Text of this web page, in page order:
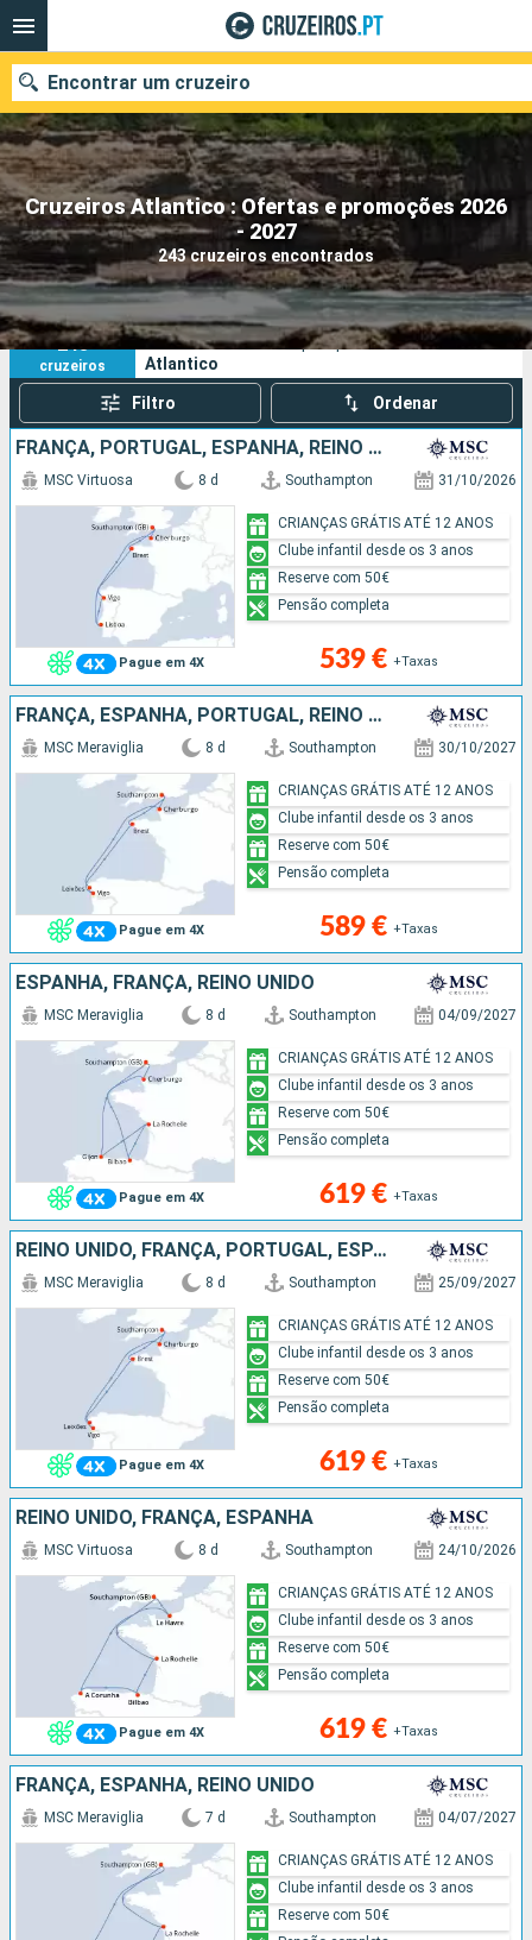
Cruzeiros Atlantico : Ofertas e promoções 2026
- 2027
243 cruzeiros encontrados
Encontrar um cruzeiro
Quando ir?
Data de partida
Portos Companhias
Pesquisar
243
cruzeiros
Os seus critérios de pesquisa:
Atlantico
Filtro Ordenar
FRANÇA, PORTUGAL, ESPANHA, REINO UNIDO
Pague em 4X
MSC Virtuosa 8 d Southampton 31/10/2026
539 € +Taxas
CRIANÇAS GRÁTIS ATÉ 12 ANOS
Clube infantil desde os 3 anos
Reserve com 50€
Pensão completa
FRANÇA, ESPANHA, PORTUGAL, REINO UNIDO
Pague em 4X
MSC Meraviglia 8 d Southampton 30/10/2027
589 € +Taxas
CRIANÇAS GRÁTIS ATÉ 12 ANOS
Clube infantil desde os 3 anos
Reserve com 50€
Pensão completa
ESPANHA, FRANÇA, REINO UNIDO
Pague em 4X
MSC Meraviglia 8 d Southampton 04/09/2027
619 € +Taxas
CRIANÇAS GRÁTIS ATÉ 12 ANOS
Clube infantil desde os 3 anos
Reserve com 50€
Pensão completa
REINO UNIDO, FRANÇA, PORTUGAL, ESPANHA
Pague em 4X
MSC Meraviglia 8 d Southampton 25/09/2027
619 € +Taxas
CRIANÇAS GRÁTIS ATÉ 12 ANOS
Clube infantil desde os 3 anos
Reserve com 50€
Pensão completa
REINO UNIDO, FRANÇA, ESPANHA
Pague em 4X
MSC Virtuosa 8 d Southampton 24/10/2026
619 € +Taxas
CRIANÇAS GRÁTIS ATÉ 12 ANOS
Clube infantil desde os 3 anos
Reserve com 50€
Pensão completa
FRANÇA, ESPANHA, REINO UNIDO
MSC Meraviglia 7 d Southampton 04/07/2027
CRIANÇAS GRÁTIS ATÉ 12 ANOS
Clube infantil desde os 3 anos
Reserve com 50€